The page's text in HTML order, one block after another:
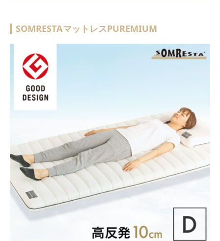
SOMRESTAマットレスPUREMIUM